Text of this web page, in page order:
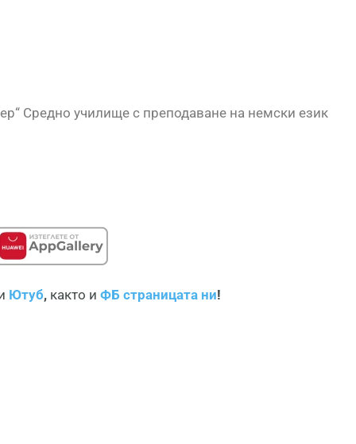
Средно училище с преподаване на немски език
Ютуб, както и ФБ страницата ни!